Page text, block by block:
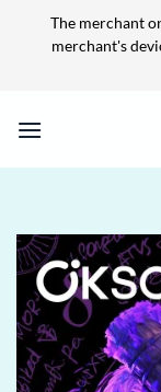
The merchant
merchant's